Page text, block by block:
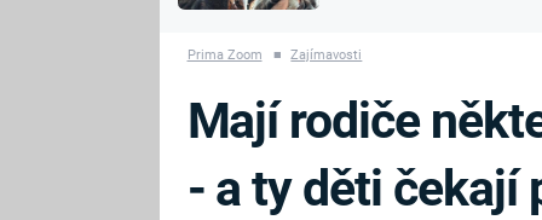
PRVNÍ SVĚTOVÁ
BRITSKÁ
RODINA
Prima Zoom ■ Zajímavosti
Mají rodiče
- a ty děti čekají